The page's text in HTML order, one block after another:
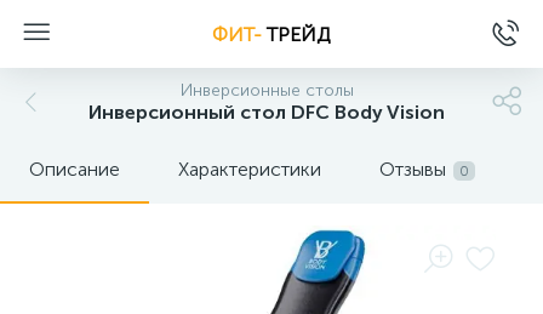
ФИТ-ТРЕЙД
Инверсионные столы
Инверсионный стол DFC Body Vision
Описание Характеристики Отзывы 0